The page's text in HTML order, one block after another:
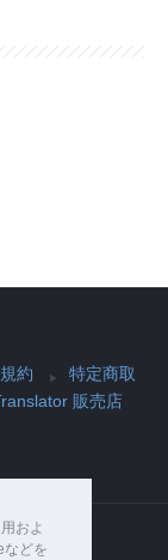
およ
などを
約
特定商取
販売店